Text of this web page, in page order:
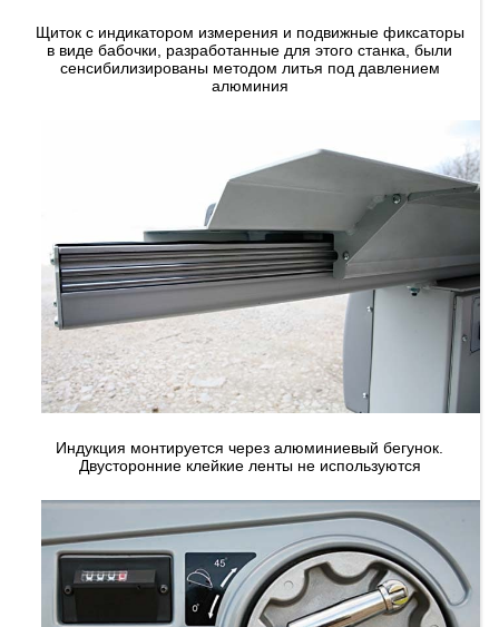
Щиток с индикатором измерения и подвижные фиксаторы
в виде бабочки, разработанные для этого станка, были
сенсибилизированы методом литья под давлением
алюминия
Индукция монтируется через алюминиевый бегунок.
Двусторонние клейкие ленты не используются